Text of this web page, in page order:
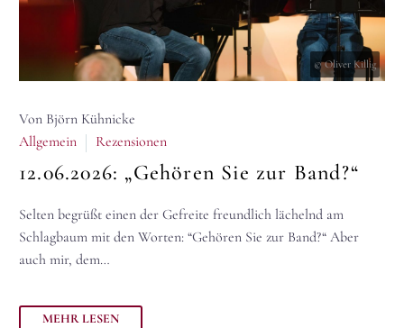
© Oliver Killig
Von Björn Kühnicke
Allgemein
Rezensionen
12.06.2026: „Gehören Sie zur Band?“
Selten begrüßt einen der Gefreite freundlich lächelnd am
Schlagbaum mit den Worten: “Gehören Sie zur Band?“ Aber
auch mir, dem…
MEHR LESEN